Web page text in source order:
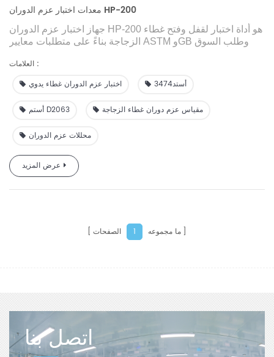
معدات اختبار عزم الدوران HP-200
جهاز اختبار عزم الدوران HP-200 هو أداة اختبار لقفل وفتح غطاء
الزجاجة بناءً على متطلبات معايير ASTM وGB وطلب السوق
لمنتجات تعبئة الزجاجات ومنتجات تعبئة الفوهات ومنتجات تعبئة
الأنابيب، يعد حجم عزم دوران فتح الغطاء أحد معلمات التحكم
الرئيسية، والتي لها تأثير كبير على النقل الوسيط والاستهلاك
إنها مناسبة لقياس حجم عزم القفل والفتح لمنتجات الزجاجة، وهو
العلامات :
اختبار عزم الدوران غطاء يدوي
أستد3474
أستم D2063 مقياس عزم دوران غطاء الزجاجة
محللات عزم الدوران
عرض المزيد
ما مجموعه 1 الصفحات
اتصل بنا